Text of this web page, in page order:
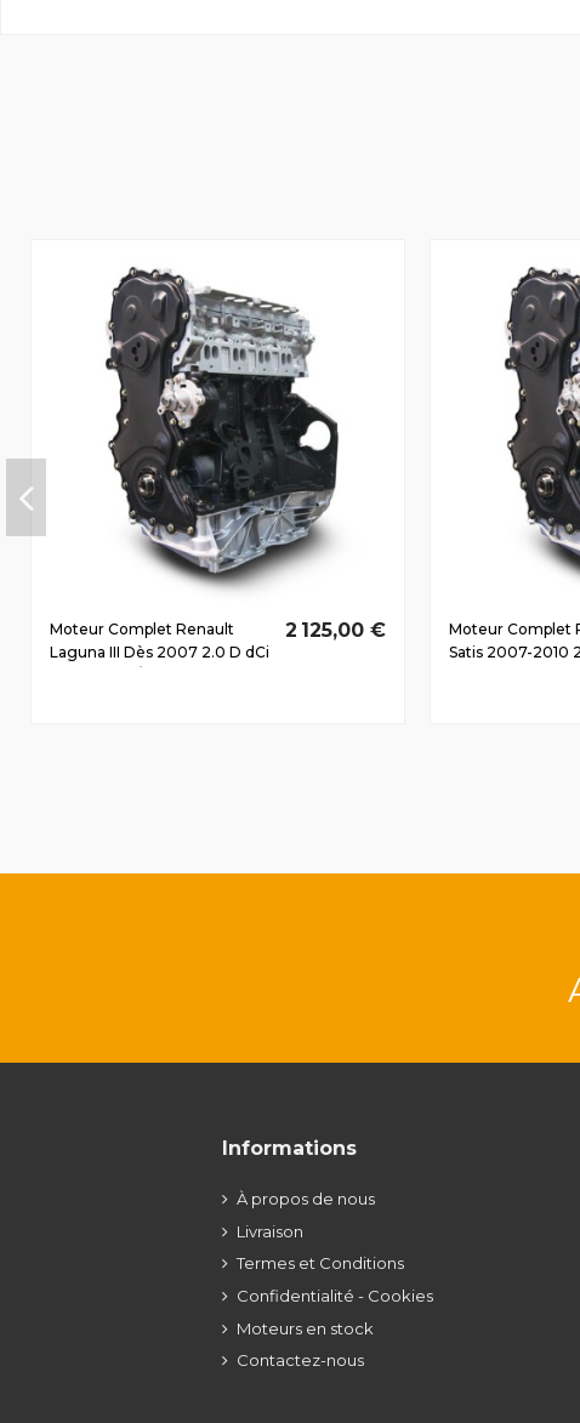
Moteur Complet Renault
Laguna III Dès 2007 2.0 D dCi
2 125,00 €
Moteur Complet
Satis 2007-2010
Informations
À propos de nous
Livraison
Termes et Conditions
Confidentialité - Cookies
Moteurs en stock
Contactez-nous